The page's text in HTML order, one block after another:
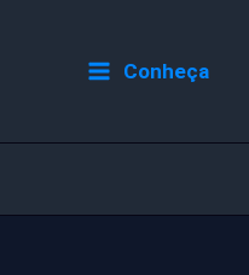
Conheça